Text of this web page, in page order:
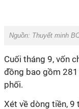
Nguồn: Thuyết minh
Cuối tháng 9, vốn
đồng bao gồm
phối.
Xét về dòng tiền, 9